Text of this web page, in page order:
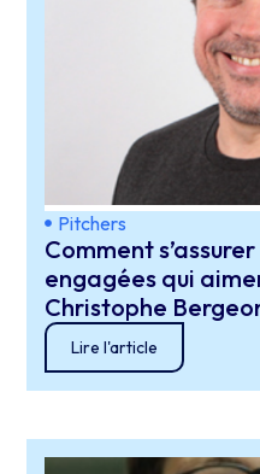
Pitchers
Comment
engagées qui
Christophe
Lire l'article